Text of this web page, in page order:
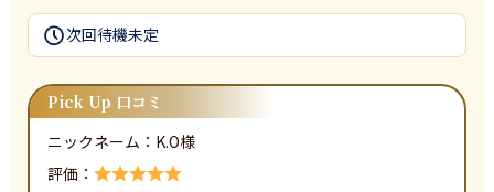
次回待機未定
Pick Up 口コミ
ニックネーム： K.O様
評価：